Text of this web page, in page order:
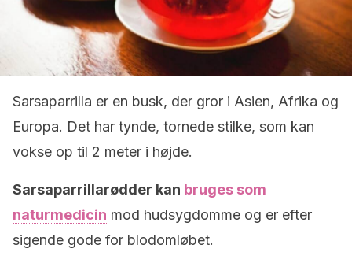
Sarsaparrilla er en busk, der gror i Asien, Afrika og
Europa. Det har tynde, tornede stilke, som kan
vokse op til 2 meter i højde.
Sarsaparrillarødder kan bruges som
naturmedicin mod hudsygdomme og er efter
sigende gode for blodomløbet.